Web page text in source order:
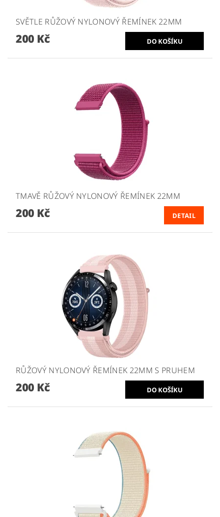
SVĚTLE RŮŽOVÝ NYLONOVÝ ŘEMÍNEK 22MM
200 Kč
TMAVĚ RŮŽOVÝ NYLONOVÝ ŘEMÍNEK 22MM
200 Kč DETAIL
RŮŽOVÝ NYLONOVÝ ŘEMÍNEK 22MM S PRUHEM
200 Kč